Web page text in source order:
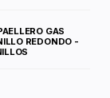
GAS
REDONDO -